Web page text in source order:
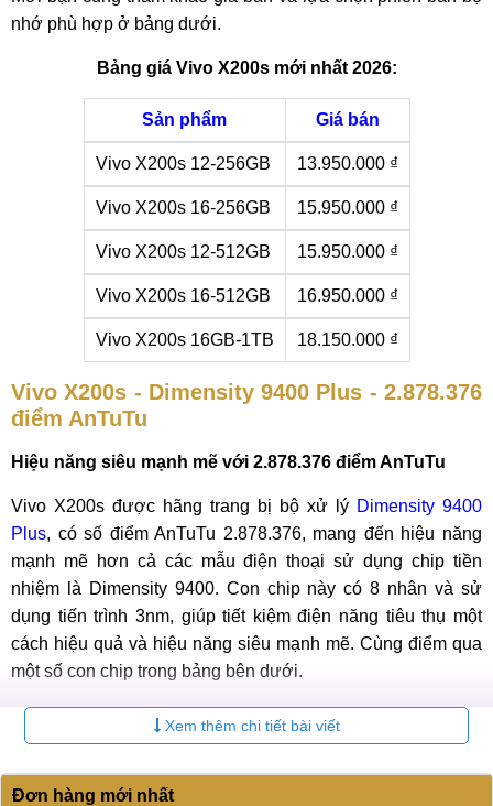
nhớ phù hợp ở bảng dưới.
Bảng giá Vivo X200s mới nhất 2026:
Sản phẩm Giá bán
Vivo X200s 12-256GB 13.950.000 ₫
Vivo X200s 16-256GB 15.950.000 ₫
Vivo X200s 12-512GB 15.950.000 ₫
Vivo X200s 16-512GB 16.950.000 ₫
Vivo X200s 16GB-1TB 18.150.000 ₫
Vivo X200s - Dimensity 9400 Plus - 2.878.376
điểm AnTuTu
Hiệu năng siêu mạnh mẽ với 2.878.376 điểm AnTuTu
Vivo X200s được hãng trang bị bộ xử lý Dimensity 9400
Plus, có số điểm AnTuTu 2.878.376, mang đến hiệu năng
mạnh mẽ hơn cả các mẫu điện thoại sử dụng chip tiền
nhiệm là Dimensity 9400. Con chip này có 8 nhân và sử
dụng tiến trình 3nm, giúp tiết kiệm điện năng tiêu thụ một
cách hiệu quả và hiệu năng siêu mạnh mẽ. Cùng điểm qua
một số con chip trong bảng bên dưới.
Bảng xếp hạng chip cùng phân khúc Dimensity 9400
Plus:
Chipset
Xem thêm chi tiết bài viết
Đơn hàng mới nhất